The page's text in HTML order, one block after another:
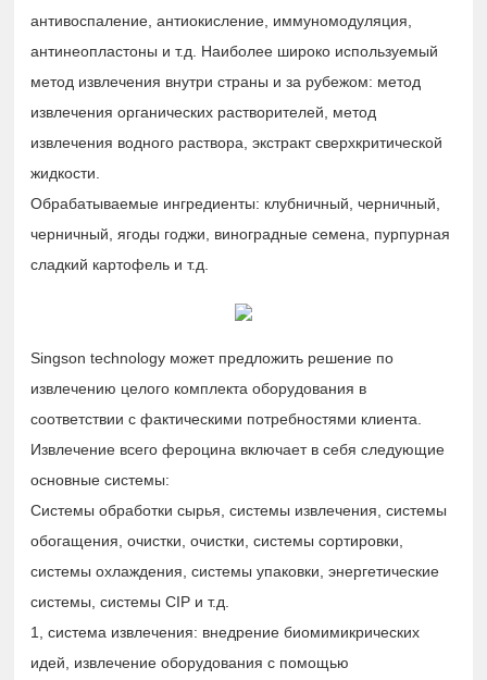
антивоспаление, антиокисление, иммуномодуляция,
антинеопластоны и т.д. Наиболее широко используемый
метод извлечения внутри страны и за рубежом: метод
извлечения органических растворителей, метод
извлечения водного раствора, экстракт сверхкритической
жидкости.
Обрабатываемые ингредиенты: клубничный, черничный,
черничный, ягоды годжи, виноградные семена, пурпурная
сладкий картофель и т.д.
Singson technology может предложить решение по
извлечению целого комплекта оборудования в
соответствии с фактическими потребностями клиента.
Извлечение всего фероцина включает в себя следующие
основные системы:
Системы обработки сырья, системы извлечения, системы
обогащения, очистки, очистки, системы сортировки,
системы охлаждения, системы упаковки, энергетические
системы, системы CIP и т.д.
1, система извлечения: внедрение биомимикрических
идей, извлечение оборудования с помощью